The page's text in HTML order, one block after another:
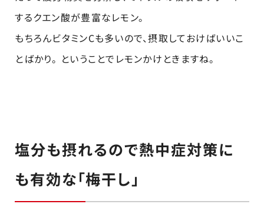
するクエン酸が豊富なレモン。
もちろんビタミンCも多いので、摂取しておけばいいこ
とばかり。 ということでレモンかけときますね。
塩分も摂れるので熱中症対策に
も有効な「梅干し」